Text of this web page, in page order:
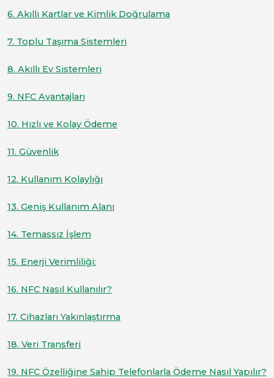
6. Akıllı Kartlar ve Kimlik Doğrulama
7. Toplu Taşıma Sistemleri
8. Akıllı Ev Sistemleri
9. NFC Avantajları
10. Hızlı ve Kolay Ödeme
11. Güvenlik
12. Kullanım Kolaylığı
13. Geniş Kullanım Alanı
14. Temassız İşlem
15. Enerji Verimliliği:
16. NFC Nasıl Kullanılır?
17. Cihazları Yakınlaştırma
18. Veri Transferi
19. NFC Özelliğine Sahip Telefonlarla Ödeme Nasıl Yapılır?